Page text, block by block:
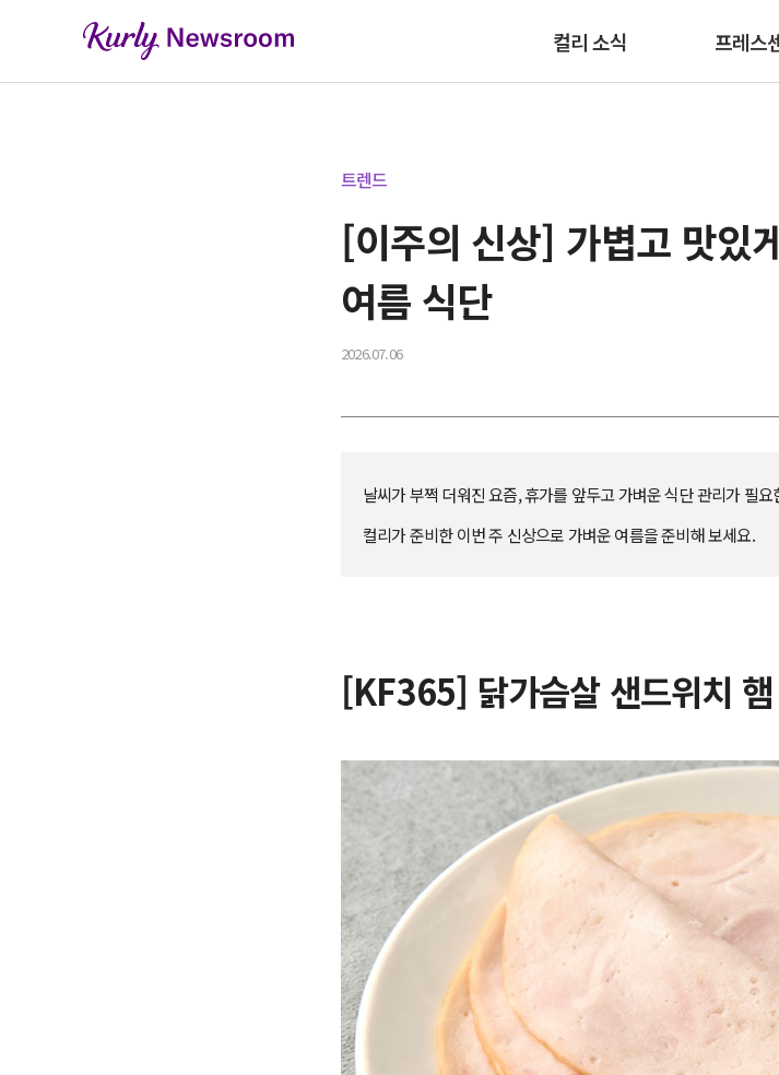
컬리 소식 프레스
트렌드
[이주의 신상] 가볍고 맛있
여름 식단
2026.07.06
날씨가 부쩍 더워진 요즘, 휴가를 앞두고 가벼운 식단 관리가 필
컬리가 준비한 이번 주 신상으로 가벼운 여름을 준비해 보세요.
[KF365] 닭가슴살 샌드위치 햄